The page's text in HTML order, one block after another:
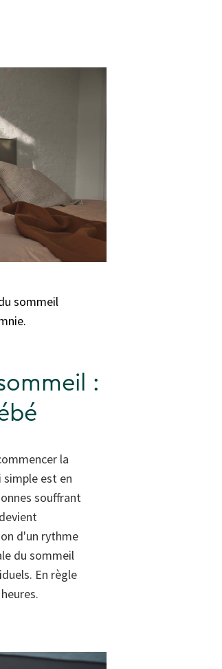
sommeil
:
la
simple est en
souffrant
d'un rythme
du sommeil
En règle